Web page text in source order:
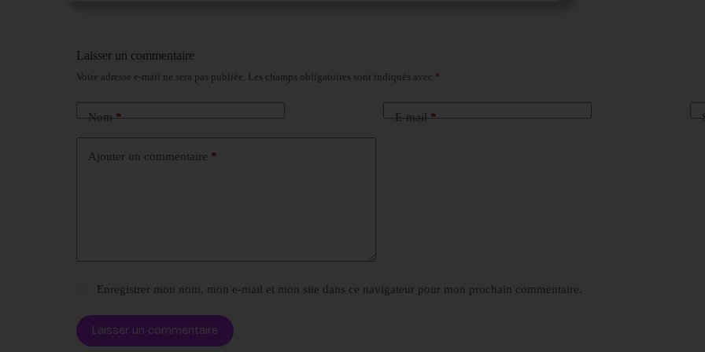
Laisser un commentaire
Votre adresse e-mail ne sera pas publiée. Les champs obligatoires sont indiqués avec *
Nom* E-mail*
Ajouter un commentaire *
Enregistrer mon nom, mon e-mail et mon site dans ce navigateur pour mon prochain commentaire.
Laisser un commentaire